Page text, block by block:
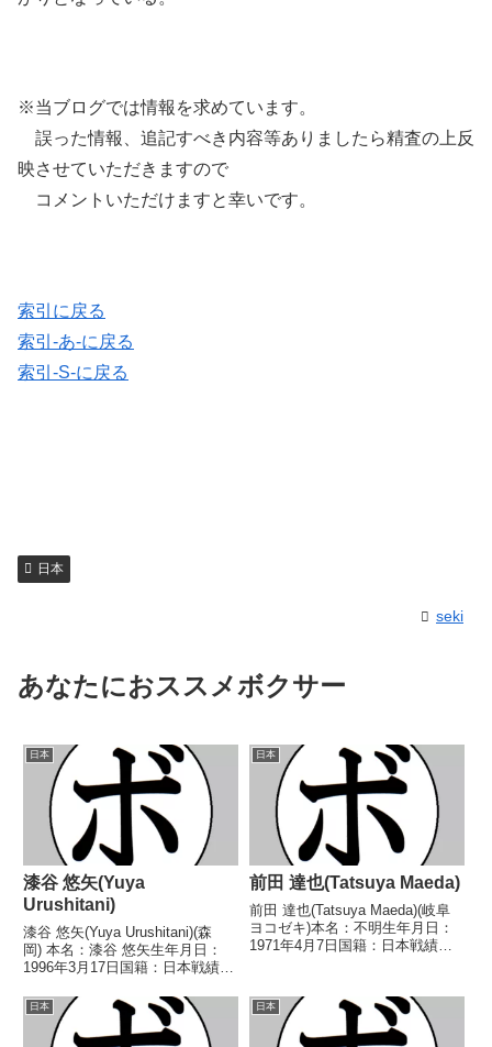
※当ブログでは情報を求めています。
誤った情報、追記すべき内容等ありましたら精査の上反
映させていただきますので
コメントいただけますと幸いです。
索引に戻る
索引-あ-に戻る
索引-S-に戻る
日本
seki
あなたにおススメボクサー
日本
漆谷 悠矢(Yuya
Urushitani)
漆谷 悠矢(Yuya Urushitani)(森
岡) 本名：漆谷 悠矢生年月日：
1996年3月17日国籍：日本戦績：
トル】なし 【戦歴】■2021年度
西日本フライ級新人王準決勝
2021/07/25 ●...
日本
前田 達也(Tatsuya Maeda)
前田 達也(Tatsuya Maeda)(岐阜
ヨコゼキ)本名：不明生年月日：
1971年4月7日国籍：日本戦績：9
●1RKO 鷹條 直人(中
日)1995/05/03 ○...
日本 日本